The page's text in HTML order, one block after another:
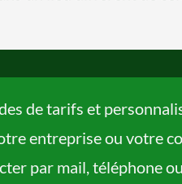
de tarifs et
entreprise ou votre
par mail, téléphone